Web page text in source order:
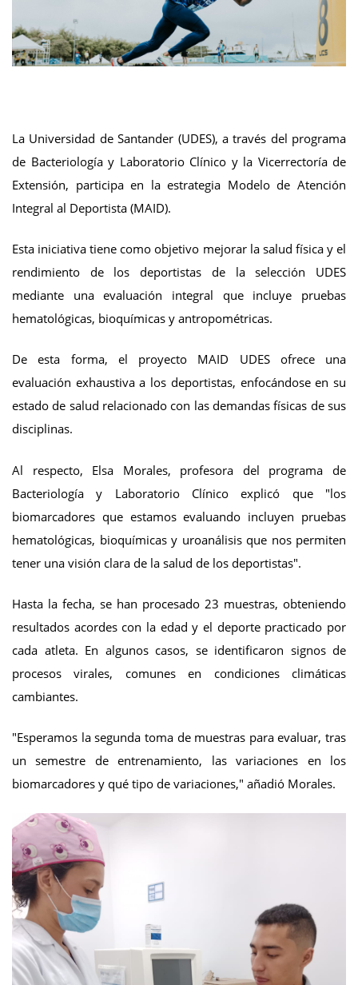
La Universidad de Santander (UDES), a través del programa
de Bacteriología y Laboratorio Clínico y la Vicerrectoría de
Extensión, participa en la estrategia Modelo de Atención
Integral al Deportista (MAID).
Esta iniciativa tiene como objetivo mejorar la salud física y el
rendimiento de los deportistas de la selección UDES
mediante una evaluación integral que incluye pruebas
hematológicas, bioquímicas y antropométricas.
De esta forma, el proyecto MAID UDES ofrece una
evaluación exhaustiva a los deportistas, enfocándose en su
estado de salud relacionado con las demandas físicas de sus
disciplinas.
Al respecto, Elsa Morales, profesora del programa de
Bacteriología y Laboratorio Clínico explicó que "los
biomarcadores que estamos evaluando incluyen pruebas
hematológicas, bioquímicas y uroanálisis que nos permiten
tener una visión clara de la salud de los deportistas".
Hasta la fecha, se han procesado 23 muestras, obteniendo
resultados acordes con la edad y el deporte practicado por
cada atleta. En algunos casos, se identificaron signos de
procesos virales, comunes en condiciones climáticas
cambiantes.
"Esperamos la segunda toma de muestras para evaluar, tras
un semestre de entrenamiento, las variaciones en los
biomarcadores y qué tipo de variaciones," añadió Morales.